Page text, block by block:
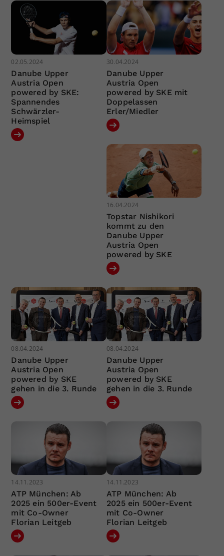
02.05.2024
Danube Upper
Austria Open
powered by SKE:
Spannendes
Schwärzler-
Heimspiel
30.04.2024
Danube Upper
Austria Open
powered by SKE mit
Doppelassen
Erler/Miedler
16.04.2024
Topstar Nishikori
kommt zu den
Danube Upper
Austria Open
powered by SKE
08.04.2024
Danube Upper
Austria Open
powered by SKE
gehen in die 3. Runde
08.04.2024
Danube Upper
Austria Open
powered by SKE
gehen in die 3. Runde
14.11.2023
ATP München: Ab
2025 ein 500er-Event
mit Co-Owner
Florian Leitgeb
14.11.2023
ATP München: Ab
2025 ein 500er-Event
mit Co-Owner
Florian Leitgeb